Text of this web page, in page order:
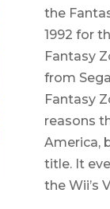
the
1992 for
Fantasy
from
Fantasy
reasons
America,
title. It
the Wii’s